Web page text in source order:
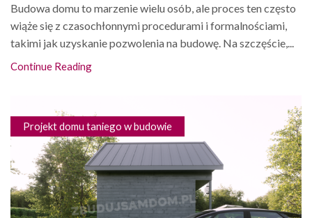
Budowa domu to marzenie wielu osób, ale proces ten często
wiąże się z czasochłonnymi procedurami i formalnościami,
takimi jak uzyskanie pozwolenia na budowę. Na szczęście,...
Continue Reading
Projekt domu taniego w budowie